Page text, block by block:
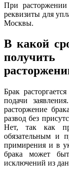
При
реквизиты для
Москвы.
В какой
Брак
подачи
расторжение
развод без
Нет, так как
обязательным и
примирения и в
брака может
исключений из